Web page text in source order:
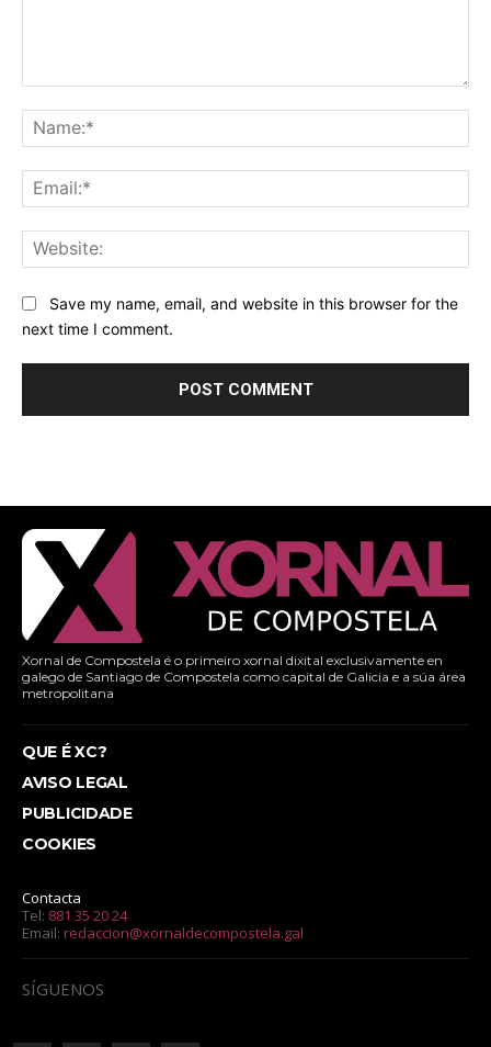
Save my name, email, and website in this browser for the
next time I comment.
Xornal de Compostela é o primeiro xornal dixital exclusivamente en
galego de Santiago de Compostela como capital de Galicia e a súa área
metropolitana
QUE É XC?
AVISO LEGAL
PUBLICIDADE
COOKIES
Contacta
Tel: 881 35 20 24
Email: redaccion@xornaldecompostela.gal
SÍGUENOS